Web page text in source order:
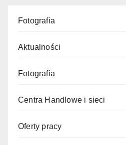
Fotografia
Aktualności
Fotografia
Centra Handlowe i sieci
Oferty pracy